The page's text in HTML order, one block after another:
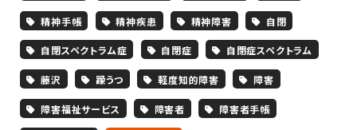
精神手帳 精神疾患 精神障害 自閉
自閉スペクトラム症 自閉症 自閉症スペクトラム
藤沢 躁うつ 軽度知的障害 障害
障害福祉サービス 障害者 障害者手帳